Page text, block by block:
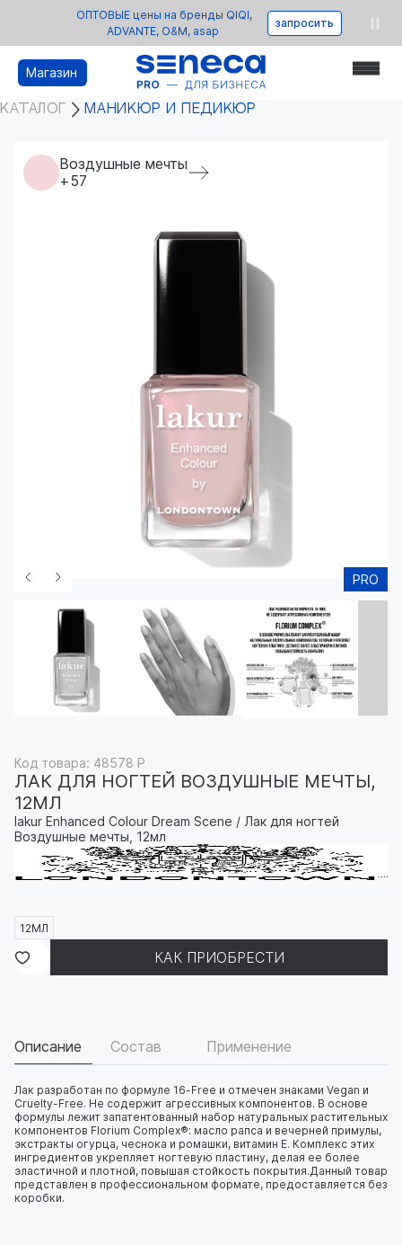
ОПТОВЫЕ цены на бренды QIQI,
ADVANTE, O&M, asap
запросить
Магазин
КАТАЛОГ МАНИКЮР И ПЕДИКЮР
Код товара: 48578 P
ЛАК ДЛЯ НОГТЕЙ ВОЗДУШНЫЕ МЕЧТЫ,
12МЛ
lakur Enhanced Colour Dream Scene / Лак для ногтей
Воздушные мечты, 12мл
12МЛ
КАК ПРИОБРЕСТИ
Описание Состав Применение
Лак разработан по формуле 16-Free и отмечен знаками Vegan и
Cruelty-Free. Не содержит агрессивных компонентов. В основе
формулы лежит запатентованный набор натуральных растительных
компонентов Florium Complex®: масло рапса и вечерней примулы,
экстракты огурца, чеснока и ромашки, витамин E. Комплекс этих
ингредиентов укрепляет ногтевую пластину, делая ее более
эластичной и плотной, повышая стойкость покрытия.Данный товар
представлен в профессиональном формате, предоставляется без
коробки.
Воздушные мечты
+57
PRO